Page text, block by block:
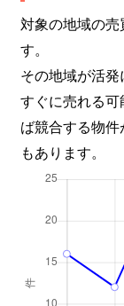
対象の地域の
す。
その地域が活
すぐに売れる
ば競合する物
もあります。